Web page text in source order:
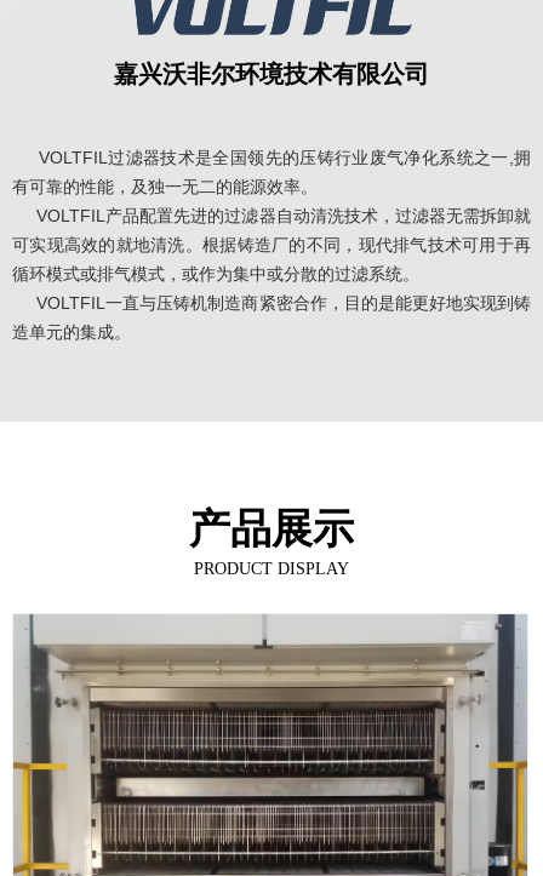
VOLTFIL过滤器技术是全国领先的压铸行业废气净化系统之一,拥
有可靠的性能，及独一无二的能源效率。
VOLTFIL产品配置先进的过滤器自动清洗技术，过滤器无需拆卸就
可实现高效的就地清洗。根据铸造厂的不同，现代排气技术可用于再
循环模式或排气模式，或作为集中或分散的过滤系统。
VOLTFIL一直与压铸机制造商紧密合作，目的是能更好地实现到铸
造单元的集成。
嘉兴沃非尔环境技术有限公司
PRODUCT DISPLAY
产品展示